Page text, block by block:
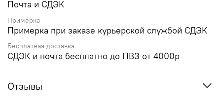
Почта и СДЭК
Примерка
Примерка при заказе курьерской службой СДЭК
Бесплатная доставка
СДЭК и почта бесплатно до ПВЗ от 4000р
Отзывы